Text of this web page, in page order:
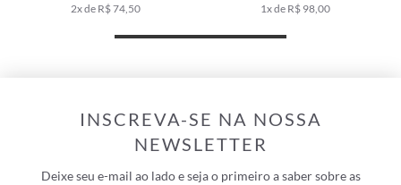
2x de R$ 74,50
1x de R$ 98,00
INSCREVA-SE NA NOSSA
NEWSLETTER
Deixe seu e-mail ao lado e seja o primeiro a saber sobre as